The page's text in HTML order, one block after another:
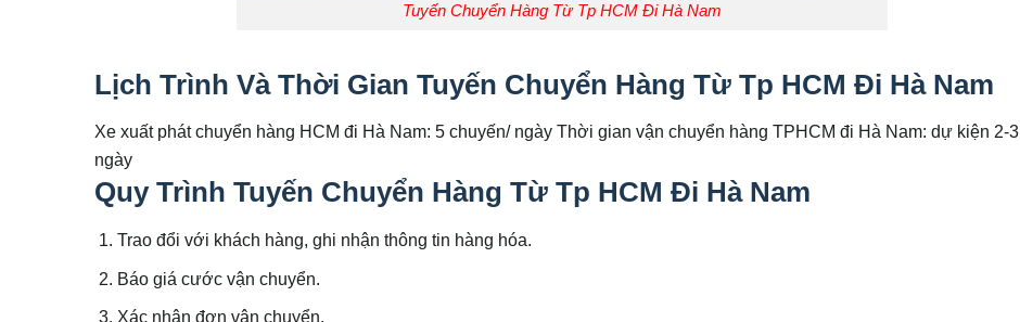
Tuyến Chuyển Hàng Từ Tp HCM Đi Hà Nam
Lịch Trình Và Thời Gian Tuyến Chuyển Hàng Từ Tp HCM Đi Hà Nam
Xe xuất phát chuyển hàng HCM đi Hà Nam: 5 chuyến/ ngày Thời gian vận chuyển hàng TPHCM đi Hà Nam: dự kiện 2-3
ngày
Quy Trình Tuyến Chuyển Hàng Từ Tp HCM Đi Hà Nam
Trao đổi với khách hàng, ghi nhận thông tin hàng hóa.
Báo giá cước vận chuyển.
Xác nhận đơn vận chuyển.